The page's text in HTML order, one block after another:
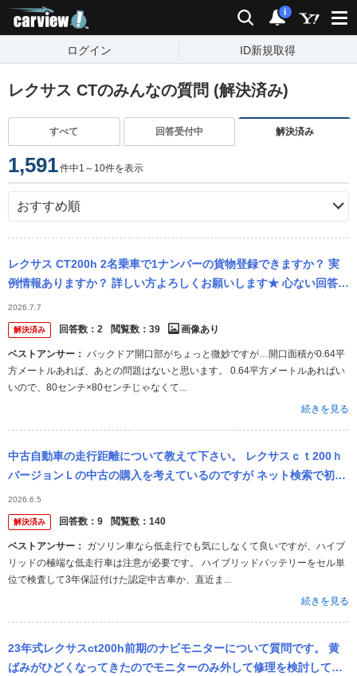
検索 通知
i
ログイン ID新規取得
レクサス CTのみんなの質問 (解決済み)
すべて 回答受付中 解決済み
1,591件中1～10件を表示
レクサス CT200h 2名乗車で1ナンバーの貨物登録できますか？ 実
例情報ありますか？ 詳しい方よろしくお願いします★ 心ない回答
の、買ってから陸運局に行って相談してこい、、、レクサスで貨物
登...
2026.7.7
解決済み 回答数： 2 閲覧数： 39 画像あり
ベストアンサー：
方メートルあれば、あとの問題はないと思います。 0.64平方メートルあればい
いので、80センチ×80センチじゃなくて...
続きを見る
中古自動車の走行距離について教えて下さい。 レクサスｃｔ200ｈ
バージョンＬの中古の購入を考えているのですが ネット検索で初度
登録2018年で諸費用込み270万円を見つけました。 外装は申し分...
2026.6.5
解決済み 回答数： 9 閲覧数： 140
ベストアンサー：
リッドの極端な低走行車は注意が必要です。 ハイブリッドバッテリーをセル単
位で検査して3年保証付けた認定中古車か、直近ま...
続きを見る
23年式レクサスct200h前期のナビモニターについて質問です。 黄
ばみがひどくなってきたのでモニターのみ外して修理を検討してい